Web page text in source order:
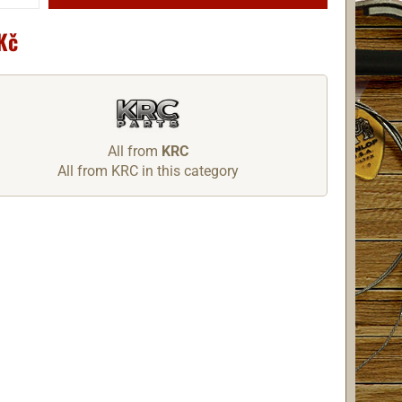
All from KRC
All from KRC in this category